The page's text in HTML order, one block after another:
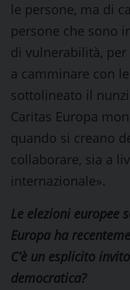
le persone, ma di
persone che sono
di vulnerabilità,
a camminare con
sottolineato il
Caritas Europa
quando si creano
collaborare, sia a
internazionale».
Le elezioni europee
Europa ha
C’è un esplicito
democratica?